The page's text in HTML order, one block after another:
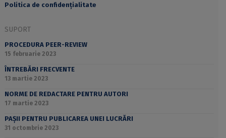
Politica de confidențialitate
SUPORT
PROCEDURA PEER-REVIEW
15 februarie 2023
ÎNTREBĂRI FRECVENTE
13 martie 2023
NORME DE REDACTARE PENTRU AUTORI
17 martie 2023
PAȘII PENTRU PUBLICAREA UNEI LUCRĂRI
31 octombrie 2023